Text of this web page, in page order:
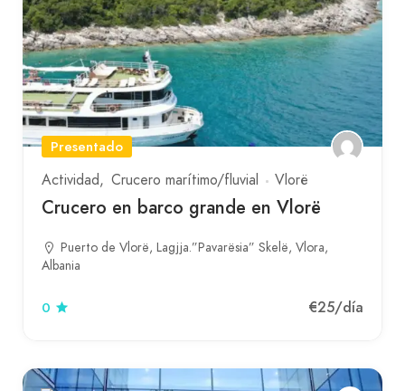
Presentado
Actividad
Crucero marítimo/fluvial Vlorë
Crucero en barco grande en Vlorë
Puerto de Vlorë, Lagjja.”Pavarësia” Skelë, Vlora,
Albania
0 €25/día